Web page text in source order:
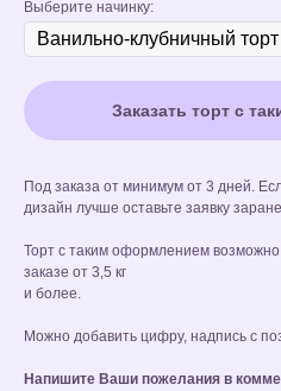
Выберите начинку:
Заказать торт с
Под заказа от минимум от 3 дней.
дизайн лучше оставьте заявку
Торт с таким оформлением
заказе от 3,5 кг
и более.
Можно добавить цифру, надпись с
Напишите Ваши пожелания в